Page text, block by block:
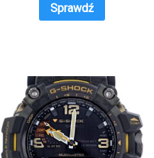
Sprawdź